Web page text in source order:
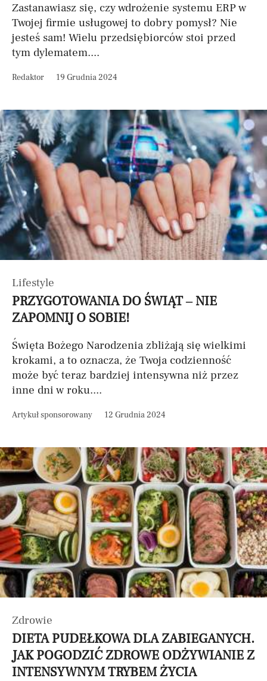
Zastanawiasz się, czy wdrożenie systemu ERP w
Twojej firmie usługowej to dobry pomysł? Nie
jesteś sam! Wielu przedsiębiorców stoi przed
tym dylematem....
Redaktor 19 Grudnia 2024
Lifestyle
PRZYGOTOWANIA DO ŚWIĄT – NIE
ZAPOMNIJ O SOBIE!
Święta Bożego Narodzenia zbliżają się wielkimi
krokami, a to oznacza, że Twoja codzienność
może być teraz bardziej intensywna niż przez
inne dni w roku....
Artykuł sponsorowany 12 Grudnia 2024
Zdrowie
DIETA PUDEŁKOWA DLA ZABIEGANYCH.
JAK POGODZIĆ ZDROWE ODŻYWIANIE Z
INTENSYWNYM TRYBEM ŻYCIA